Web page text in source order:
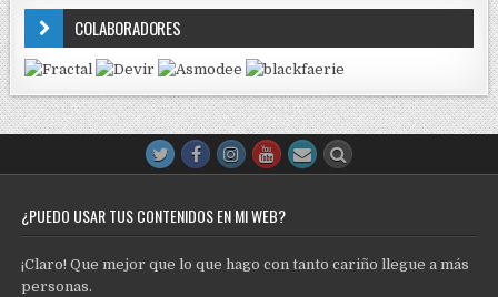
COLABORADORES
¿PUEDO USAR TUS CONTENIDOS EN MI WEB?
¡Claro! Que mejor que lo que hago con tanto cariño llegue a más
personas.